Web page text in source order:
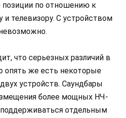
позиции по отношению к
и телевизору. С устройством
что серьезных различий в
опять же есть некоторые
устройств. Саундбары
более мощных НЧ-
отдельным